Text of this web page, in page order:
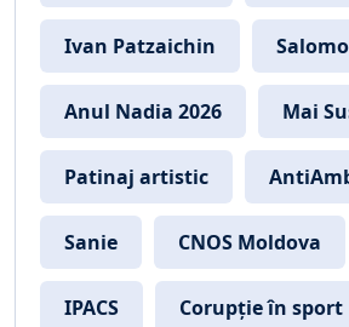
Ivan Patzaichin
Anul Nadia 2026 Mai
Patinaj artistic
Sanie CNOS Moldova
IPACS Corupție în sport